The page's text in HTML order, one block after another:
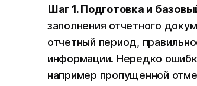
Шаг 1. Подготовка и
заполнения отчетного
отчетный период,
информации. Нередко
например пропущенной